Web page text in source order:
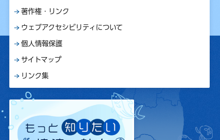
著作権・リンク
ウェブアクセシビリティについて
個人情報保護
サイトマップ
リンク集